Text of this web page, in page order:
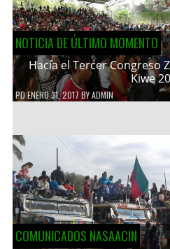
NOTICIA DE ÚLTIMO MOMENTO
Hacía el Tercer Congreso
Kiwe
PDENERO 31, 2017 BYADMIN
COMUNICADOS NASAACIN